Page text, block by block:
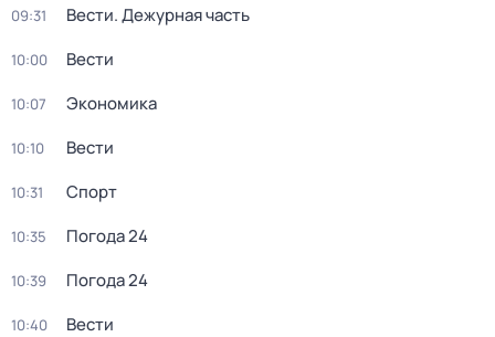
09:31 Вести. Дежурная часть
10:00 Вести
10:07 Экономика
10:10 Вести
10:31 Спорт
10:35 Погода 24
10:39 Погода 24
10:40 Вести